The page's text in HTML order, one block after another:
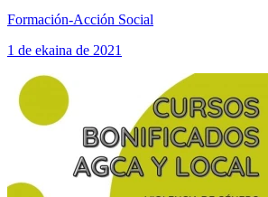
Formación-Acción Social
1 de ekaina de 2021